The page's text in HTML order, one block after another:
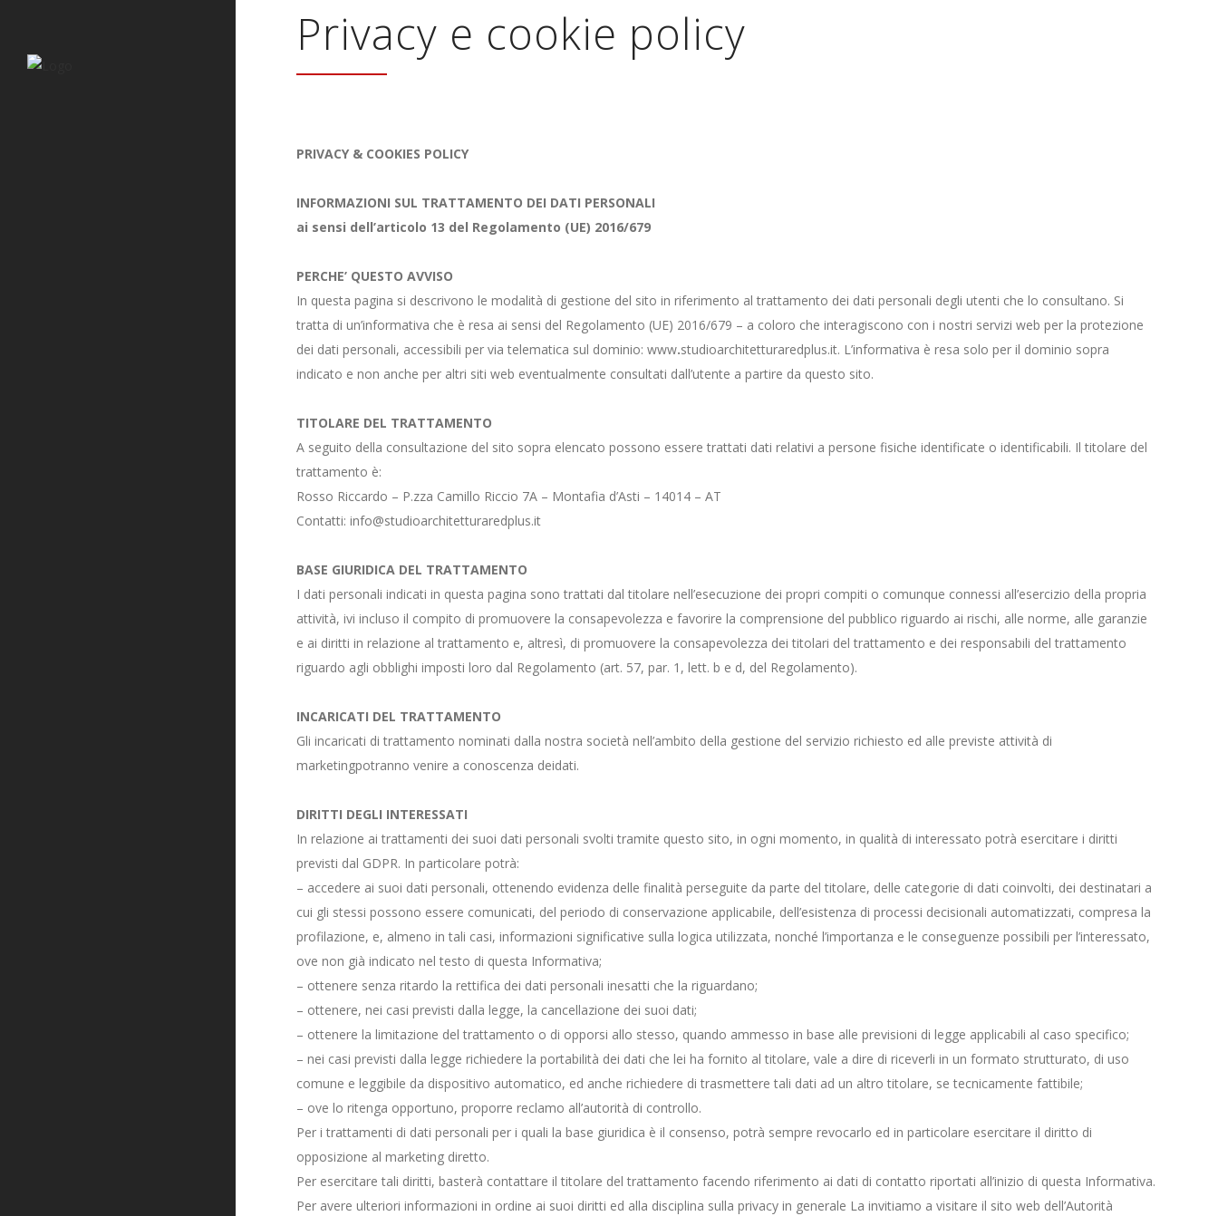
Privacy e cookie policy
PRIVACY & COOKIES POLICY
INFORMAZIONI SUL TRATTAMENTO DEI DATI PERSONALI
ai sensi dell’articolo 13 del Regolamento (UE) 2016/679
PERCHE’ QUESTO AVVISO
In questa pagina si descrivono le modalità di gestione del sito in riferimento al trattamento dei dati personali degli utenti che lo consultano. Si
tratta di un’informativa che è resa ai sensi del Regolamento (UE) 2016/679 – a coloro che interagiscono con i nostri servizi web per la protezione
dei dati personali, accessibili per via telematica sul dominio: www.studioarchitetturaredplus.it. L’informativa è resa solo per il dominio sopra
indicato e non anche per altri siti web eventualmente consultati dall’utente a partire da questo sito.
TITOLARE DEL TRATTAMENTO
A seguito della consultazione del sito sopra elencato possono essere trattati dati relativi a persone fisiche identificate o identificabili. Il titolare del
trattamento è:
Rosso Riccardo – P.zza Camillo Riccio 7A – Montafia d’Asti – 14014 – AT
Contatti: info@studioarchitetturaredplus.it
BASE GIURIDICA DEL TRATTAMENTO
I dati personali indicati in questa pagina sono trattati dal titolare nell’esecuzione dei propri compiti o comunque connessi all’esercizio della propria
attività, ivi incluso il compito di promuovere la consapevolezza e favorire la comprensione del pubblico riguardo ai rischi, alle norme, alle garanzie
e ai diritti in relazione al trattamento e, altresì, di promuovere la consapevolezza dei titolari del trattamento e dei responsabili del trattamento
riguardo agli obblighi imposti loro dal Regolamento (art. 57, par. 1, lett. b e d, del Regolamento).
INCARICATI DEL TRATTAMENTO
Gli incaricati di trattamento nominati dalla nostra società nell’ambito della gestione del servizio richiesto ed alle previste attività di
marketingpotranno venire a conoscenza deidati.
DIRITTI DEGLI INTERESSATI
In relazione ai trattamenti dei suoi dati personali svolti tramite questo sito, in ogni momento, in qualità di interessato potrà esercitare i diritti
previsti dal GDPR. In particolare potrà:
– accedere ai suoi dati personali, ottenendo evidenza delle finalità perseguite da parte del titolare, delle categorie di dati coinvolti, dei destinatari a
cui gli stessi possono essere comunicati, del periodo di conservazione applicabile, dell’esistenza di processi decisionali automatizzati, compresa la
profilazione, e, almeno in tali casi, informazioni significative sulla logica utilizzata, nonché l’importanza e le conseguenze possibili per l’interessato,
ove non già indicato nel testo di questa Informativa;
– ottenere senza ritardo la rettifica dei dati personali inesatti che la riguardano;
– ottenere, nei casi previsti dalla legge, la cancellazione dei suoi dati;
– ottenere la limitazione del trattamento o di opporsi allo stesso, quando ammesso in base alle previsioni di legge applicabili al caso specifico;
– nei casi previsti dalla legge richiedere la portabilità dei dati che lei ha fornito al titolare, vale a dire di riceverli in un formato strutturato, di uso
comune e leggibile da dispositivo automatico, ed anche richiedere di trasmettere tali dati ad un altro titolare, se tecnicamente fattibile;
– ove lo ritenga opportuno, proporre reclamo all’autorità di controllo.
Per i trattamenti di dati personali per i quali la base giuridica è il consenso, potrà sempre revocarlo ed in particolare esercitare il diritto di
opposizione al marketing diretto.
Per esercitare tali diritti, basterà contattare il titolare del trattamento facendo riferimento ai dati di contatto riportati all’inizio di questa Informativa.
Per avere ulteriori informazioni in ordine ai suoi diritti ed alla disciplina sulla privacy in generale La invitiamo a visitare il sito web dell’Autorità